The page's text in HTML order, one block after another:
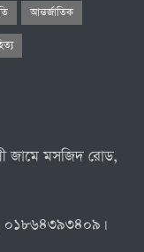
আন্তর্জাতিক
জামে মসজিদ রোড,